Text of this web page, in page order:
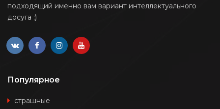
подходящий именно вам вариант интеллектуального
досуга ;)
Популярное
страшные